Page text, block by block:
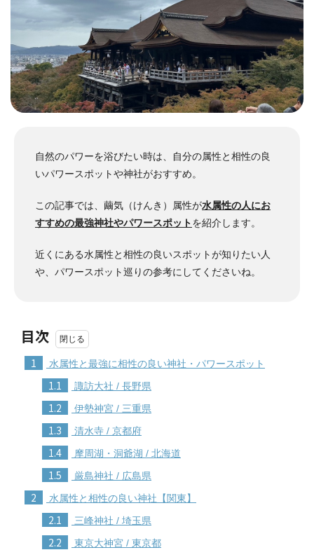
自然のパワーを浴びたい時は、自分の属性と相性の良
いパワースポットや神社がおすすめ。
この記事では、繭気（けんき）属性が水属性の人にお
すすめの最強神社やパワースポットを紹介します。
近くにある水属性と相性の良いスポットが知りたい人
や、パワースポット巡りの参考にしてくださいね。
目次
1 水属性と最強に相性の良い神社・パワースポット
1.1 諏訪大社 / 長野県
1.2 伊勢神宮 / 三重県
1.3 清水寺 / 京都府
1.4 摩周湖・洞爺湖 / 北海道
1.5 厳島神社 / 広島県
2 水属性と相性の良い神社【関東】
2.1 三峰神社 / 埼玉県
2.2 東京大神宮 / 東京都